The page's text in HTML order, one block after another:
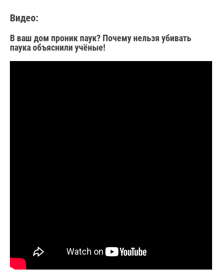
Видео:
В ваш дом проник паук? Почему нельзя убивать
паука объяснили учёные!